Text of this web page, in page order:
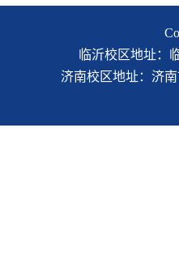
临沂校区地址：
济南校区地址：济南